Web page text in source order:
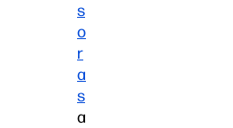
s
o
r
a
s
a